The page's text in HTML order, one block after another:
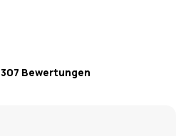
307 Bewertungen